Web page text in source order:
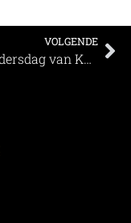
VOLGENDE
Bestuurdersdag van Koninklijke Horeca Nederland